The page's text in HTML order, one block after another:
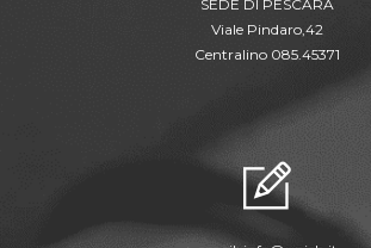
SEDE DI PESCARA
Viale Pindaro,42
Centralino 085.45371